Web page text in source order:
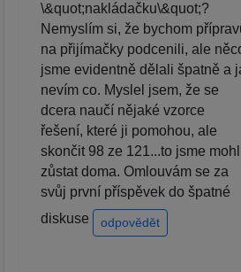
\&quot;nakládačku\&quot;?
Nemyslím si, že bychom
na přijímačky podcenili, ale
jsme evidentně dělali špatně a
nevím co. Myslel jsem, že se
dcera naučí nějaké vzorce
řešení, které ji pomohou, ale
skončit 98 ze 121...to jsme
zůstat doma. Omlouvám se za
svůj první příspěvek do špatné
diskuse
odpovědět